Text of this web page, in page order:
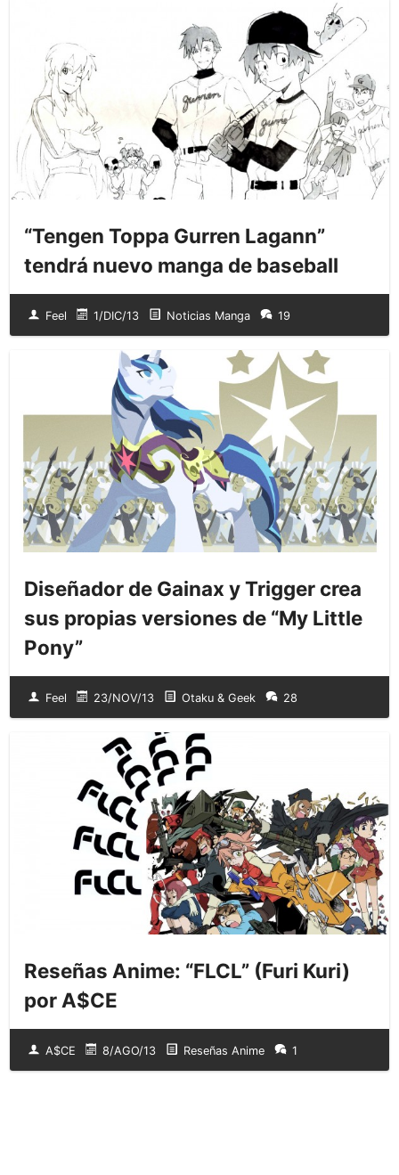
“Tengen Toppa Gurren Lagann”
tendrá nuevo manga de baseball
Feel 1/DIC/13 Noticias Manga 19
Diseñador de Gainax y Trigger crea
sus propias versiones de “My Little
Pony”
Feel 23/NOV/13 Otaku & Geek 28
Reseñas Anime: “FLCL” (Furi Kuri)
por A$CE
A$CE 8/AGO/13 Reseñas Anime 1